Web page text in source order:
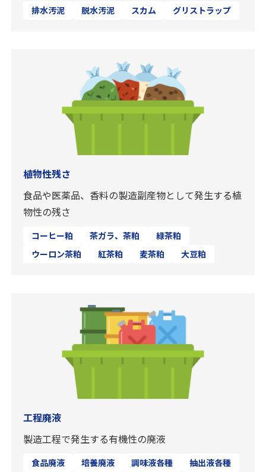
排水汚泥 脱水汚泥 スカム グリストラップ
植物性残さ
食品や医薬品、香料の製造副産物として発生する植
物性の残さ
コーヒー粕 茶ガラ、茶粕
緑茶粕
ウーロン茶粕
紅茶粕 麦茶粕 大豆粕
工程廃液
製造工程で発生する有機性の廃液
食品廃液 培養廃液 調味液各種
抽出液各種